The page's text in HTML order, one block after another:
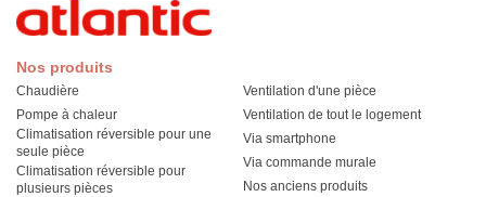
Nos produits
Chaudière
Pompe à chaleur
Climatisation réversible pour une
seule pièce
Climatisation réversible pour
plusieurs pièces
Ventilation d'une pièce
Ventilation de tout le logement
Via smartphone
Via commande murale
Nos anciens produits